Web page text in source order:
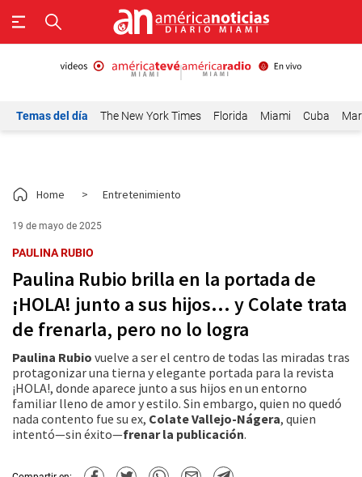
Temas del día The New York Times Florida Miami Cuba
Home > Entretenimiento
19 de mayo de 2025
PAULINA RUBIO
Paulina Rubio brilla en la portada de
¡HOLA! junto a sus hijos... y Colate trata
de frenarla, pero no lo logra
Paulina Rubio vuelve a ser el centro de todas las miradas tras
protagonizar una tierna y elegante portada para la revista
¡HOLA!, donde aparece junto a sus hijos en un entorno
familiar lleno de amor y estilo. Sin embargo, quien no quedó
nada contento fue su ex, Colate Vallejo-Nágera, quien
intentó—sin éxito—frenar la publicación.